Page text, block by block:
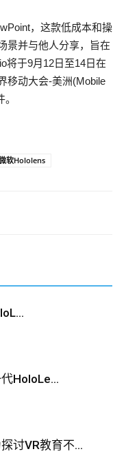
，这款低成本和操
景并与他人分享，旨在
将于9月12日至14日在
移动大会-美洲(Mobile
软Hololens
HoloLe...
讨VR教育不...